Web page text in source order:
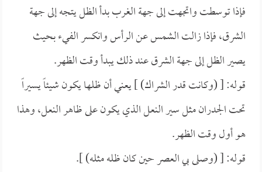
فإذا توسطت واتجهت إلى جهة الغرب بدأ الظل يتجه إلى جهة
الشرق، فإذا زالت الشمس عن الرأس وانكسر الفيء بحيث
يصير الظل إلى جهة الشرق عند ذلك يبدأ وقت الظهر.
قوله: [ (وكانت قدر الشراك) ] يعني أن ظلها يكون شيئاً يسيراً
تحت الجدران مثل سير النعل الذي يكون على ظاهر النعل، وهذا
هو أول وقت الظهر.
قوله: [ (وصلى بي العصر حين كان ظله مثله) ].